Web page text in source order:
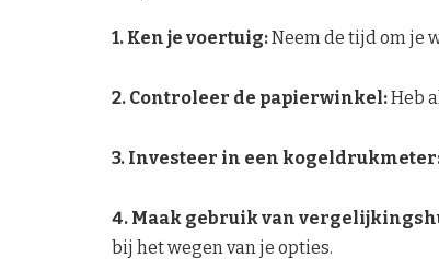
1. Ken je voertuig:Neem de tijd om je
2. Controleer de papierwinkel:Heb
3. Investeer in een
4. Maak gebruik van
bij het wegen van je opties.